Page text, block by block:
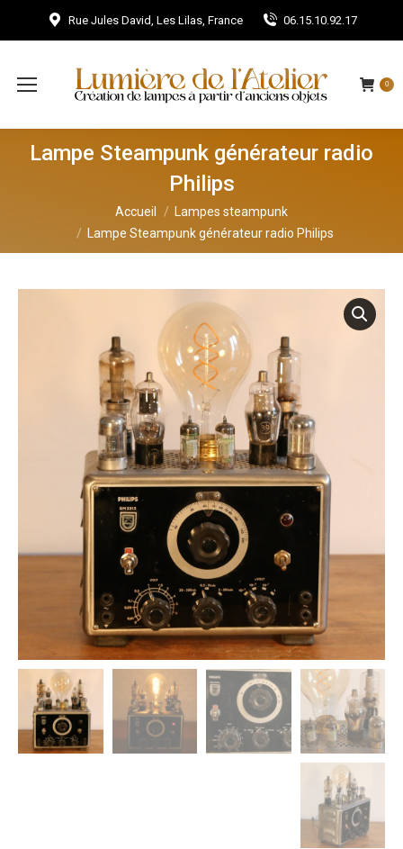
Rue Jules David, Les Lilas, France 06.15.10.92.17
0
Lampe Steampunk générateur radio
Philips
Accueil
Lampes steampunk
Lampe Steampunk générateur radio Philips